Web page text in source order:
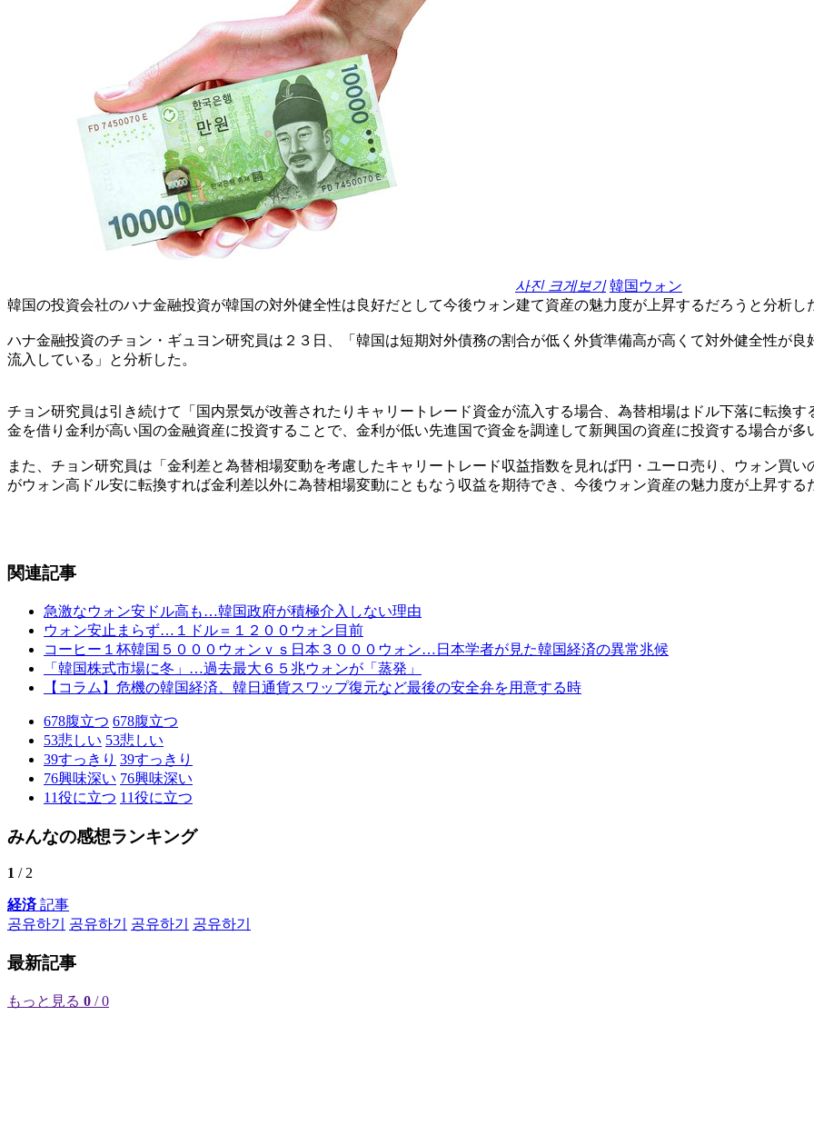
사진 크게보기 韓国ウォン
韓国の投資会社のハナ金融投資が韓国の対外健全性は良好だとして今後ウォン建て資産の魅力度が上昇するだろうと分析し
ハナ金融投資のチョン・ギュヨン研究員は２３日、「韓国は短期対外債務の割合が低く外貨準備高が高くて対外健全性が
流入している」と分析した。
チョン研究員は引き続けて「国内景気が改善されたりキャリートレード資金が流入する場合、為替相場はドル下落に転換
金を借り金利が高い国の金融資産に投資することで、金利が低い先進国で資金を調達して新興国の資産に投資する場合が多
また、チョン研究員は「金利差と為替相場変動を考慮したキャリートレード収益指数を見れば円・ユーロ売り、ウォン買
がウォン高ドル安に転換すれば金利差以外に為替相場変動にともなう収益を期待でき、今後ウォン資産の魅力度が上昇する
関連記事
急激なウォン安ドル高も…韓国政府が積極介入しない理由
ウォン安止まらず…１ドル＝１２００ウォン目前
コーヒー１杯韓国５０００ウォンｖｓ日本３０００ウォン…日本学者が見た韓国経済の異常兆候
「韓国株式市場に冬」…過去最大６５兆ウォンが「蒸発」
【コラム】危機の韓国経済、韓日通貨スワップ復元など最後の安全弁を用意する時
678腹立つ 678腹立つ
53悲しい 53悲しい
39すっきり 39すっきり
76興味深い 76興味深い
11役に立つ 11役に立つ
みんなの感想ランキング
1 / 2
経済記事
공유하기
공유하기 공유하기 공유하기
最新記事
もっと見る 0 / 0